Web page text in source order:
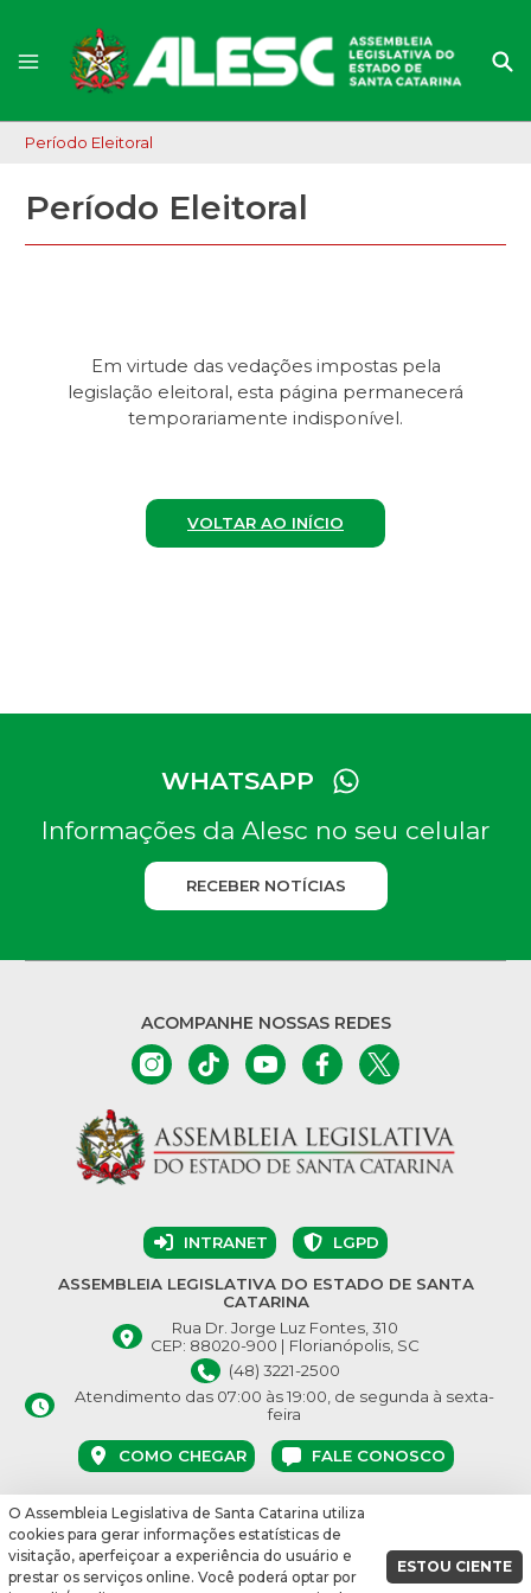
Período Eleitoral
Período Eleitoral
Em virtude das vedações impostas pela
legislação eleitoral, esta página permanecerá
temporariamente indisponível.
VOLTAR AO INÍCIO
WHATSAPP
Informações da Alesc no seu celular
RECEBER NOTÍCIAS
ACOMPANHE NOSSAS REDES
INTRANET LGPD
ASSEMBLEIA LEGISLATIVA DO ESTADO DE SANTA
CATARINA
Rua Dr. Jorge Luz Fontes, 310
CEP: 88020-900 | Florianópolis, SC
(48) 3221-2500
Atendimento das 07:00 às 19:00, de segunda à sexta-
feira
COMO CHEGAR FALE CONOSCO
© Assembleia Legislativa do Estado de Santa Catarina 2026.
Desenvolvido por:
vbuild 17609
O Assembleia Legislativa de Santa Catarina utiliza
cookies para gerar informações estatísticas de
visitação, aperfeiçoar a experiência do usuário e
prestar os serviços online. Você poderá optar por
ESTOU CIENTE